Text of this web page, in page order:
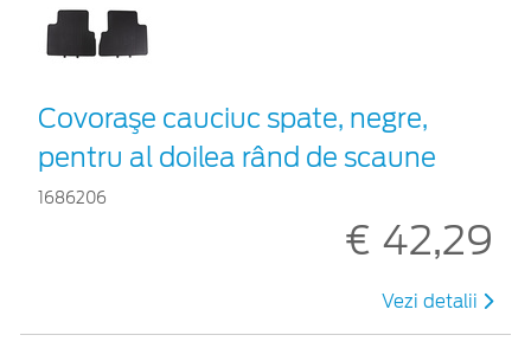
Covoraşe cauciuc spate, negre,
pentru al doilea rând de scaune
1686206
€ 42,29
Vezi detalii